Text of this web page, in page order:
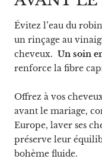
Évitez l’eau du
un rinçage au
cheveux. Un soin
renforce la fibre
Offrez à vos
avant le mariage,
Europe, laver ses
préserve leur
bohème fluide.